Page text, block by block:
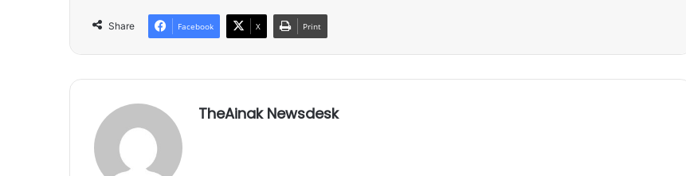
Share Facebook X Print
TheAinak Newsdesk